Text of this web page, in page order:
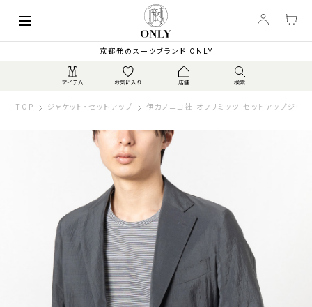
京都発のスーツブランド ONLY
TOP ジャケット・セットアップ 伊カノニコ社 オフリミッツ セットアップジャ